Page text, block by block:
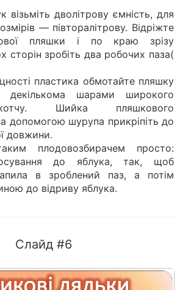
візьміть дволітрову ємність, для
— півторалітрову. Відріжте
пляшки і по краю зрізу
сторін зробіть два робочих паза(
пластика обмотайте пляшку
декількома шарами широкого
Шийка пляшкового
допомогою шурупа прикріпіть до
довжини.
плодовозбирачем просто:
до яблука, так, щоб
в зроблений паз, а потім
до відриву яблука.
Слайд #6